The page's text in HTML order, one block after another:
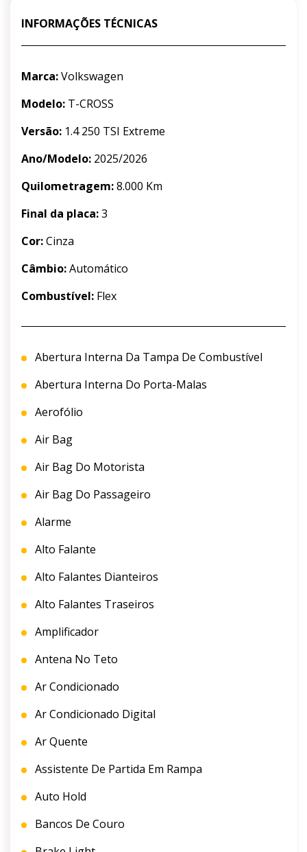
INFORMAÇÕES TÉCNICAS
Marca:Volkswagen
Modelo: T-CROSS
Versão: 1.4 250 TSI Extreme
Ano/Modelo: 2025/2026
Quilometragem:8.000 Km
Final da placa:3
Cor:Cinza
Câmbio:Automático
Combustível: Flex
Abertura Interna Da Tampa De Combustível
Abertura Interna Do Porta-Malas
Aerofólio
Air Bag
Air Bag Do Motorista
Air Bag Do Passageiro
Alarme
Alto Falante
Alto Falantes Dianteiros
Alto Falantes Traseiros
Amplificador
Antena No Teto
Ar Condicionado
Ar Condicionado Digital
Ar Quente
Assistente De Partida Em Rampa
Auto Hold
Bancos De Couro